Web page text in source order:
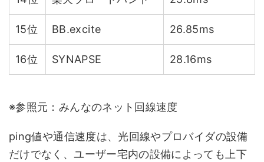
15位 BB.excite 26.85ms
16位 SYNAPSE 28.16ms
※参照元：みんなのネット回線速度
ping値や通信速度は、光回線やプロバイダの設備
だけでなく、ユーザー宅内の設備によっても上下